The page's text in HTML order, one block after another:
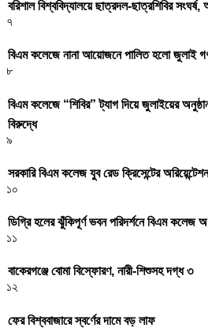
বরিশাল বিশ্ববিদ্যালয়ে ছাত্রদল-ছাত্রশিবির
৭
বিএম কলেজে নানা আয়োজনে পালিত হলো জুলাই
৮
বিএম কলেজে “শিবির” ট্যাগ দিয়ে জুলাইয়ের
বিরুদ্ধে
৯
সরকারি বিএম কলেজ যুব রেড ক্রিসেন্টের
১০
ডিগ্রি হলের ঝুঁকিপূর্ণ ভবন পরিদর্শনে বিএম কলেজ
১১
বাকেরগঞ্জে বোমা বিস্ফোরণ, নারী-শিশুসহ দগ্ধ ৩
১২
ফের বিশ্ববাজারে স্বর্ণের দামে বড় লাফ